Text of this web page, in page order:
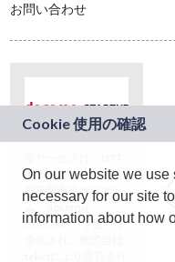
お問い合わせ
ドコモグループの新
規事業創出プログラ
ム「docomo
STARTUP」を通じて
On our website we
necessary for our site
information about how